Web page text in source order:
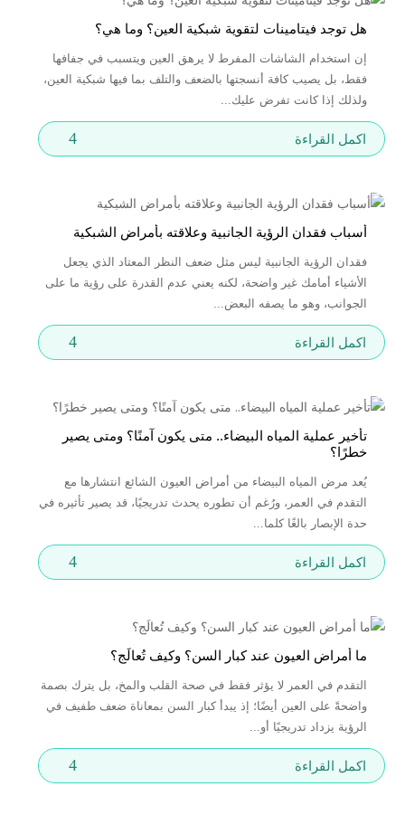
هل توجد فيتامينات لتقوية شبكية العين؟ وما هي؟
إن استخدام الشاشات المفرط لا يرهق العين ويتسبب في جفافها
فقط، بل يصيب كافة أنسجتها بالضعف والتلف بما فيها شبكية العين،
ولذلك إذا كانت تفرض عليك...
اكمل القراءة 4
أسباب فقدان الرؤية الجانبية وعلاقته بأمراض الشبكية
فقدان الرؤية الجانبية ليس مثل ضعف النظر المعتاد الذي يجعل
الأشياء أمامك غير واضحة، لكنه يعني عدم القدرة على رؤية ما على
الجوانب، وهو ما يصفه البعض...
اكمل القراءة 4
تأخير عملية المياه البيضاء.. متى يكون آمنًا؟ ومتى يصير
خطرًا؟
يُعد مرض المياه البيضاء من أمراض العيون الشائع انتشارها مع
التقدم في العمر، ورُغم أن تطوره يحدث تدريجيًا، قد يصير تأثيره في
حدة الإبصار بالغًا كلما...
اكمل القراءة 4
ما أمراض العيون عند كبار السن؟ وكيف تُعالَج؟
التقدم في العمر لا يؤثر فقط في صحة القلب والمخ، بل يترك بصمة
واضحةً على العين أيضًا؛ إذ يبدأ كبار السن بمعاناة ضعف طفيف في
الرؤية يزداد تدريجيًا أو...
اكمل القراءة 4